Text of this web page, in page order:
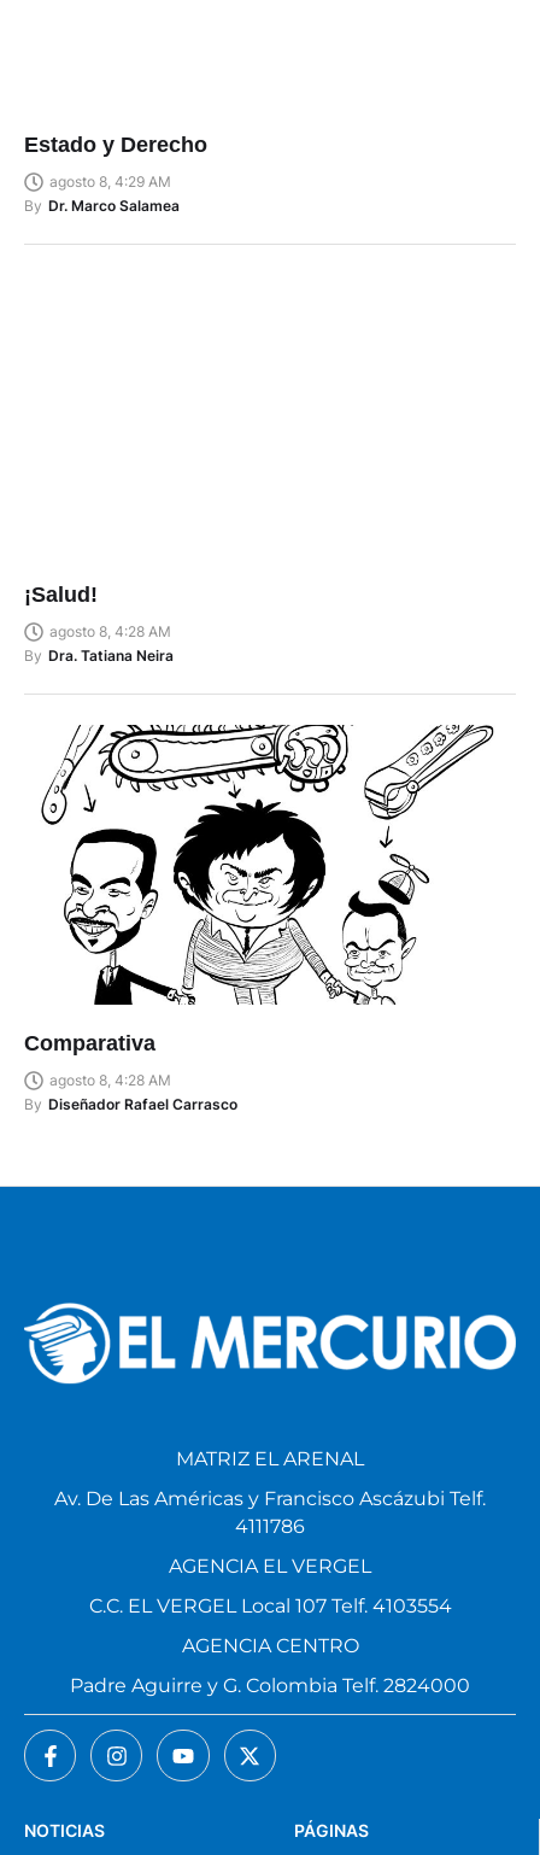
Estado y Derecho
agosto 8, 4:29 AM
By Dr. Marco Salamea
¡Salud!
agosto 8, 4:28 AM
By Dra. Tatiana Neira
Comparativa
agosto 8, 4:28 AM
By Diseñador Rafael Carrasco
PÁGINAS
NOTICIAS
MATRIZ EL ARENAL
Av. De Las Américas y Francisco Ascázubi Telf.
4111786
AGENCIA EL VERGEL
C.C. EL VERGEL Local 107 Telf. 4103554
AGENCIA CENTRO
Padre Aguirre y G. Colombia Telf. 2824000